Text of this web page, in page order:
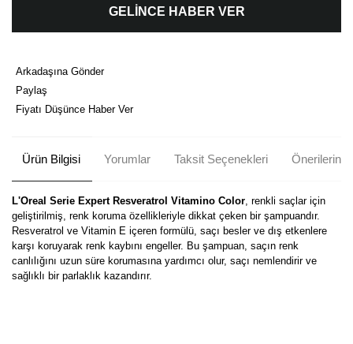
GELİNCE HABER VER
Arkadaşına Gönder
Paylaş
Fiyatı Düşünce Haber Ver
Ürün Bilgisi Yorumlar Taksit Seçenekleri Önerileriniz
L'Oreal Serie Expert Resveratrol Vitamino Color, renkli saçlar için
geliştirilmiş, renk koruma özellikleriyle dikkat çeken bir şampuandır.
Resveratrol ve Vitamin E içeren formülü, saçı besler ve dış etkenlere
karşı koruyarak renk kaybını engeller. Bu şampuan, saçın renk
canlılığını uzun süre korumasına yardımcı olur, saçı nemlendirir ve
sağlıklı bir parlaklık kazandırır.